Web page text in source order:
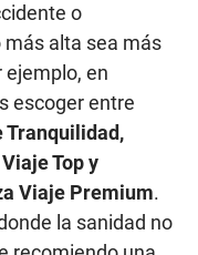
o
alta sea más
ejemplo, en
escoger entre
Tranquilidad,
Top y
Viaje Premium.
la sanidad no